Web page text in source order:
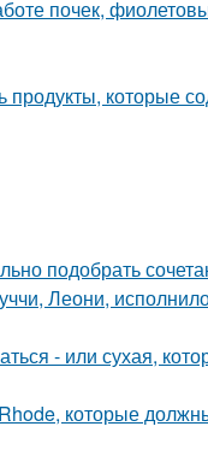
почек,
продукты, которые
подобрать
Леони,
- или сухая,
которые